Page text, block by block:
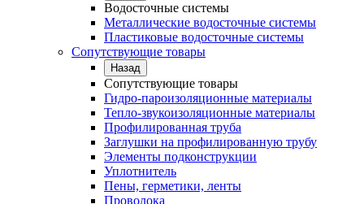
Водосточные системы
Металлические водосточные системы
Пластиковые водосточные системы
Сопутствующие товары
Назад
Сопутствующие товары
Гидро-пароизоляционные материалы
Тепло-звукоизоляционные материалы
Профилированная труба
Заглушки на профилированную трубу
Элементы подконструкции
Уплотнитель
Пены, герметики, ленты
Проволока